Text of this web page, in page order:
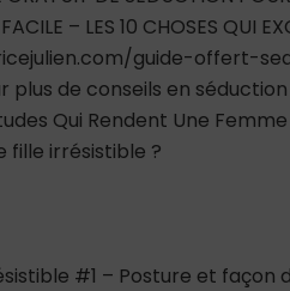
– LES 10 CHOSES QUI
guide-offert-
plus de conseils en
Qui Rendent Une
fille irrésistible ?
#1 – Posture et façon